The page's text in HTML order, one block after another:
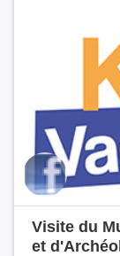
Visite du
et